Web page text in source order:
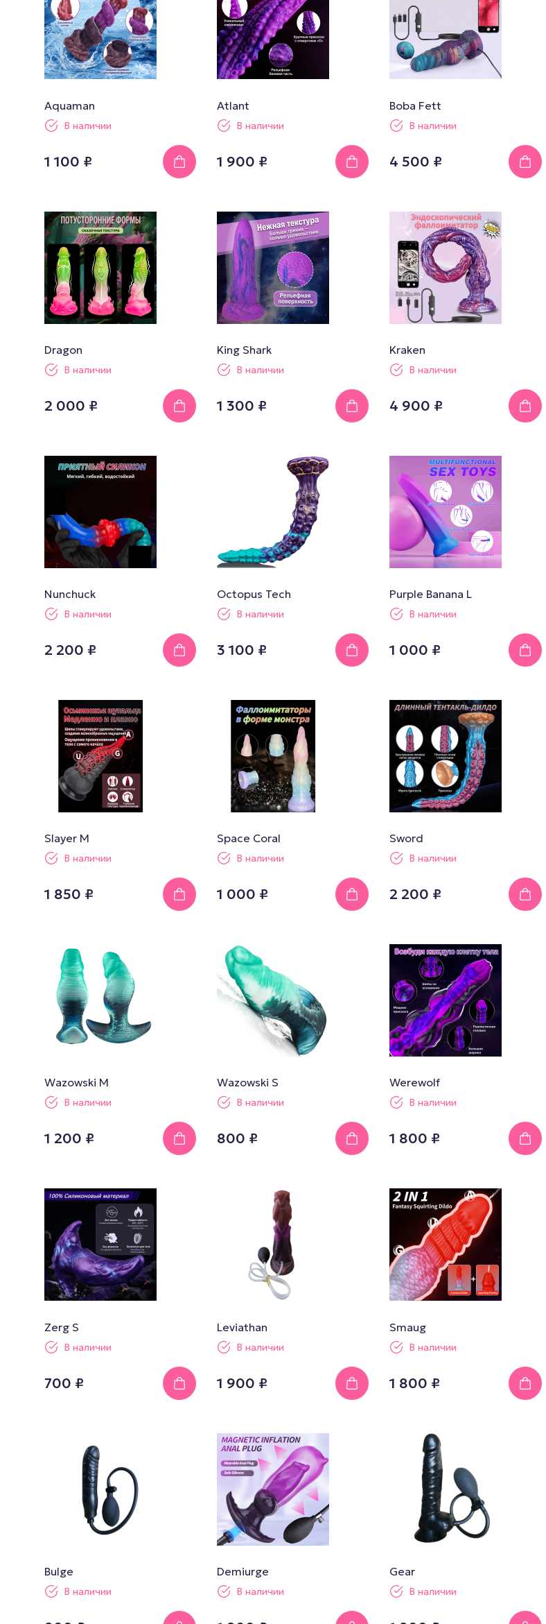
Aquaman
В наличии
1 100 ₽
Atlant
В наличии
1 900 ₽
Boba Fett
В наличии
4 500 ₽
Dragon
В наличии
2 000 ₽
King Shark
В наличии
1 300 ₽
Kraken
В наличии
4 900 ₽
Nunchuck
В наличии
2 200 ₽
Octopus Tech
В наличии
3 100 ₽
Purple Banana L
В наличии
1 000 ₽
Slayer M
В наличии
1 850 ₽
Space Coral
В наличии
1 000 ₽
Sword
В наличии
2 200 ₽
Wazowski M
В наличии
1 200 ₽
Wazowski S
В наличии
800 ₽
Werewolf
В наличии
1 800 ₽
Zerg S
В наличии
700 ₽
Leviathan
В наличии
1 900 ₽
Smaug
В наличии
1 800 ₽
Bulge
В наличии
Demiurge
В наличии
Gear
В наличии